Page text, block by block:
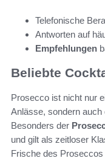
Telefonische
Antworten auf
Empfehlungen
Beliebte
Prosecco ist nicht nur
Anlässe, sondern
Besonders der
und gilt als zeitloser
Frische des